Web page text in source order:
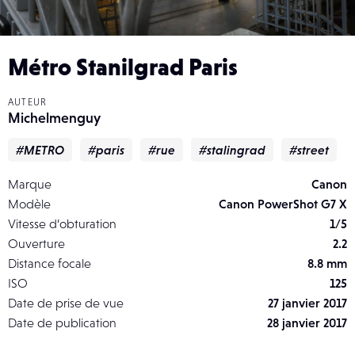
Métro Stanilgrad Paris
AUTEUR
Michelmenguy
#METRO #paris #rue #stalingrad #street
Marque
Canon
Modèle
Canon PowerShot G7 X
Vitesse d’obturation
1/5
Ouverture
2.2
Distance focale
8.8 mm
ISO
125
Date de prise de vue
27 janvier 2017
Date de publication
28 janvier 2017